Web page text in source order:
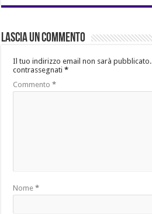
Lascia un commento
Il tuo indirizzo email non sarà pubblicato.
contrassegnati*
Commento*
Nome*